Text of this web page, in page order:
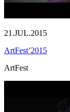
21.JUL.2015
ArtFest’2015
ArtFest